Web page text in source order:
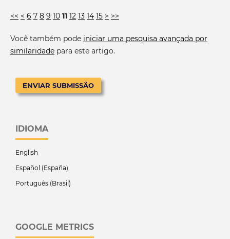
<< < 6 7 8 9 10 11 12 13 14 15 > >>
Você também pode iniciar uma pesquisa avançada por
similaridadepara este artigo.
ENVIAR SUBMISSÃO
IDIOMA
English
Español (España)
Português (Brasil)
GOOGLE METRICS